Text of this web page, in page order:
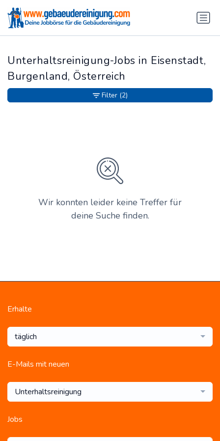
Unterhaltsreinigung-Jobs in Eisenstadt,
Burgenland, Österreich
Wir konnten leider keine Treffer für
deine Suche finden.
Filter (2)
Erhalte
täglich
E-Mails mit neuen
Unterhaltsreinigung
Jobs